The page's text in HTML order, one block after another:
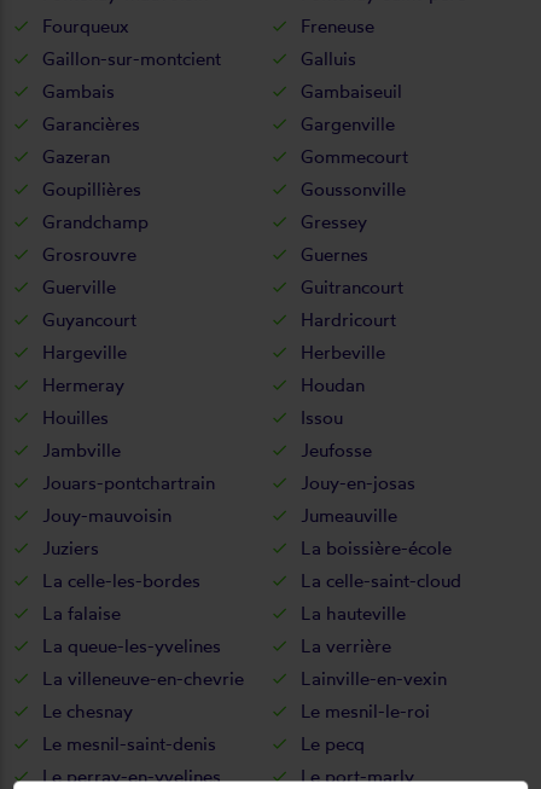
Fourqueux
Freneuse
Gaillon-sur-montcient
Galluis
Gambais
Gambaiseuil
Garancières
Gargenville
Gazeran
Gommecourt
Goupillières
Goussonville
Grandchamp
Gressey
Grosrouvre
Guernes
Guerville
Guitrancourt
Guyancourt
Hardricourt
Hargeville
Herbeville
Hermeray
Houdan
Houilles
Issou
Jambville
Jeufosse
Jouars-pontchartrain
Jouy-en-josas
Jouy-mauvoisin
Jumeauville
Juziers
La boissière-école
La celle-les-bordes
La celle-saint-cloud
La falaise
La hauteville
La queue-les-yvelines
La verrière
La villeneuve-en-chevrie
Lainville-en-vexin
Le chesnay
Le mesnil-le-roi
Le mesnil-saint-denis
Le pecq
Le perray-en-yvelines
Le port-marly